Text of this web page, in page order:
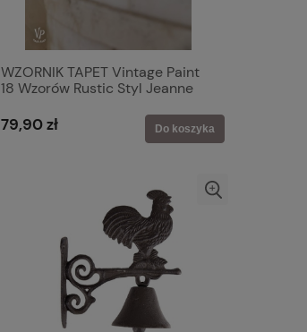
WZORNIK TAPET Vintage Paint
18 Wzorów Rustic Styl Jeanne
79,90 zł Do koszyka